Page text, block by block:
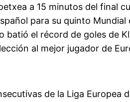
a 15 minutos del final
para su quinto
el récord de goles de
al mejor jugador de
de la Liga Europea